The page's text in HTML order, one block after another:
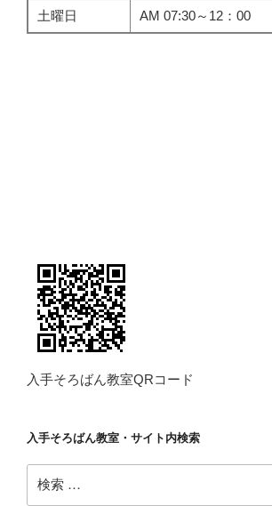
土曜日 AM 07:30～12：00
入手そろばん教室QRコード
入手そろばん教室・サイト内検索
索: